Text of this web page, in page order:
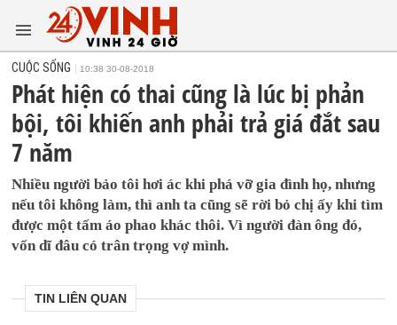
CUỘC SỐNG 10:38 30-08-2018
Phát hiện có thai cũng là lúc bị phản
bội, tôi khiến anh phải trả giá đắt sau
7 năm
Nhiều người bảo tôi hơi ác khi phá vỡ gia đình họ, nhưng
nếu tôi không làm, thì anh ta cũng sẽ rời bỏ chị ấy khi tìm
được một tấm áo phao khác thôi. Vì người đàn ông đó,
vốn dĩ đâu có trân trọng vợ mình.
TIN LIÊN QUAN